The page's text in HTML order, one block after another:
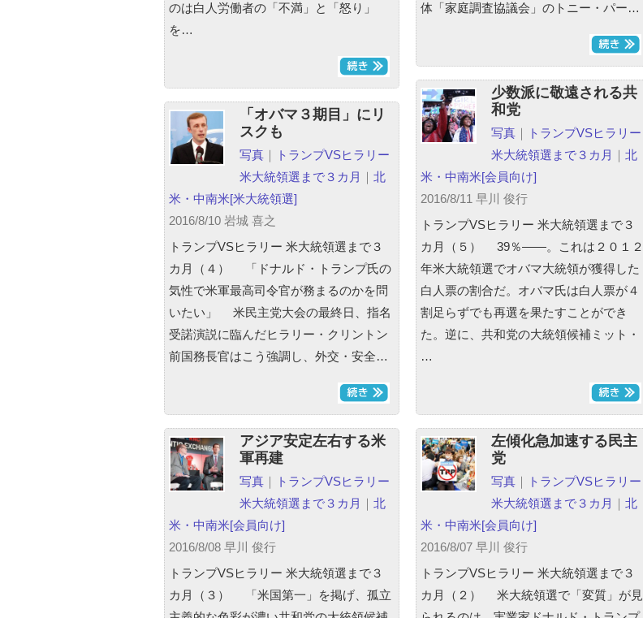
のは白人労働者の「不満」と「怒り」
を…
体「家庭調査協議会」のトニー・パー…
少数派に敬遠される共
和党
写真 ｜
トランプVSヒラリー
米大統領選まで３カ月 ｜ 北
米・中南米[会員向け]
2016/8/11 早川 俊行
トランプVSヒラリー 米大統領選まで３
カ月（５） 39％――。これは２０１２
年米大統領選でオバマ大統領が獲得した
白人票の割合だ。オバマ氏は白人票が４
割足らずでも再選を果たすことができ
た。逆に、共和党の大統領候補ミット・
…
「オバマ３期目」にリ
スクも
写真 ｜
トランプVSヒラリー
米大統領選まで３カ月 ｜ 北
米・中南米[米大統領選]
2016/8/10 岩城 喜之
トランプVSヒラリー 米大統領選まで３
カ月（４） 「ドナルド・トランプ氏の
気性で米軍最高司令官が務まるのかを問
いたい」 米民主党大会の最終日、指名
受諾演説に臨んだヒラリー・クリントン
前国務長官はこう強調し、外交・安全…
アジア安定左右する米
軍再建
写真 ｜
トランプVSヒラリー
米大統領選まで３カ月 ｜ 北
米・中南米[会員向け]
2016/8/08 早川 俊行
トランプVSヒラリー 米大統領選まで３
カ月（３） 「米国第一」を掲げ、孤立
左傾化急加速する民主
党
写真 ｜
トランプVSヒラリー
米大統領選まで３カ月 ｜ 北
米・中南米[会員向け]
2016/8/07 早川 俊行
トランプVSヒラリー 米大統領選まで３
カ月（２） 米大統領選で「変質」が見